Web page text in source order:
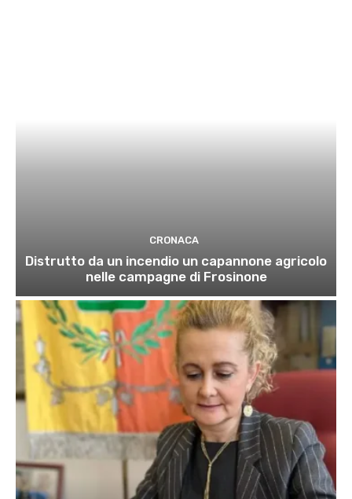
CRONACA
Distrutto da un incendio un capannone agricolo
nelle campagne di Frosinone